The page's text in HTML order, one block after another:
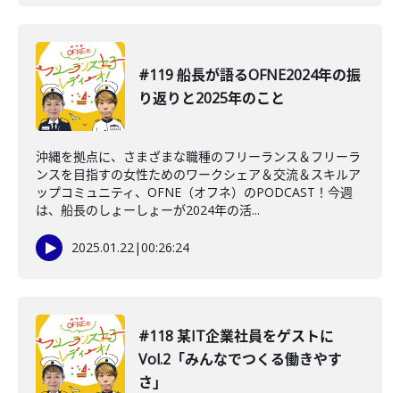
#119 船長が語るOFNE2024年の振
り返りと2025年のこと
沖縄を拠点に、さまざまな職種のフリーランス＆フリーラ
ンスを目指すの女性ためのワークシェア＆交流＆スキルア
ップコミュニティ、OFNE（オフネ）のPODCAST！今週
は、船長のしょーしょーが2024年の活...
2025.01.22|00:26:24
#118 某IT企業社員をゲストに
Vol.2「みんなでつくる働きやす
さ」